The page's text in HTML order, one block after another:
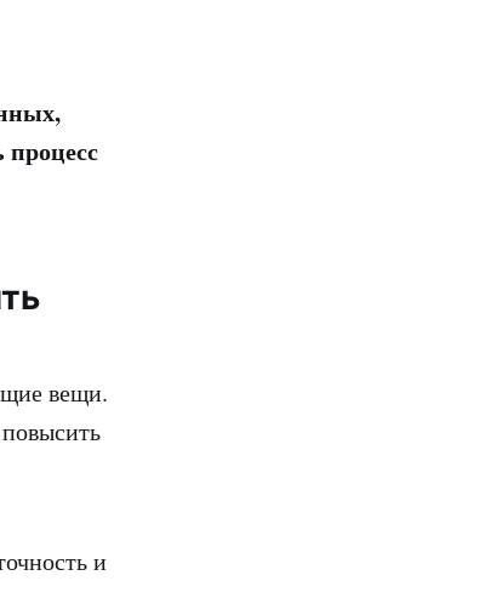
процесс
вещи.
и